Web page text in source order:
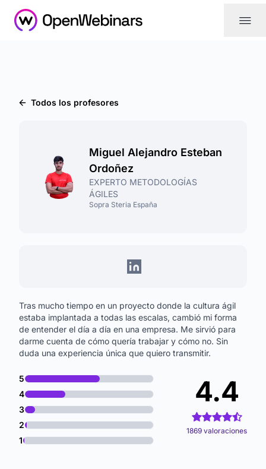
|||
Todos los profesores
Miguel Alejandro Esteban
Ordoñez
EXPERTO METODOLOGÍAS
ÁGILES
Sopra Steria España
Tras mucho tiempo en un proyecto donde la cultura ágil
estaba implantada a todas las escalas, cambió mi forma
de entender el día a día en una empresa. Me sirvió para
darme cuenta de cómo quería trabajar y cómo no. Sin
duda una experiencia única que quiero transmitir.
4.4
1869 valoraciones
5
4
3
2
1